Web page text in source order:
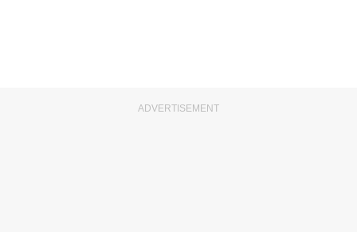
ADVERTISEMENT